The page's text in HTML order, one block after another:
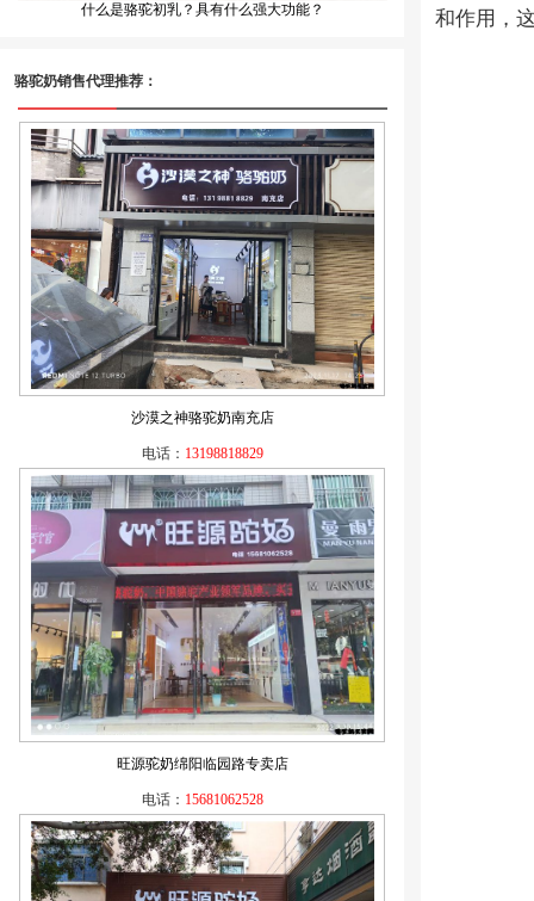
什么是骆驼初乳？具有什么强大功能？
骆驼奶销售代理推荐：
沙漠之神骆驼奶南充店
电话： 13198818829
旺源驼奶绵阳临园路专卖店
电话： 15681062528
和作用，